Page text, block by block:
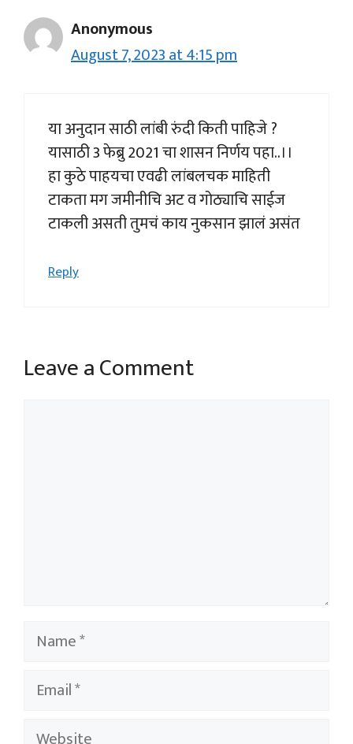
Anonymous
August 7, 2023 at 4:15 pm
या अनुदान साठी लांबी रुंदी किती पाहिजे ?
यासाठी 3 फेब्रु 2021 चा शासन निर्णय पहा..।।
हा कुठे पाहयचा एवढी लांबलचक माहिती
टाकता मग जमीनीचि अट व गोठ्याचि साईज
टाकली असती तुमचं काय नुकसान झालं असंत
Reply
Leave a Comment
Name
Email
Website